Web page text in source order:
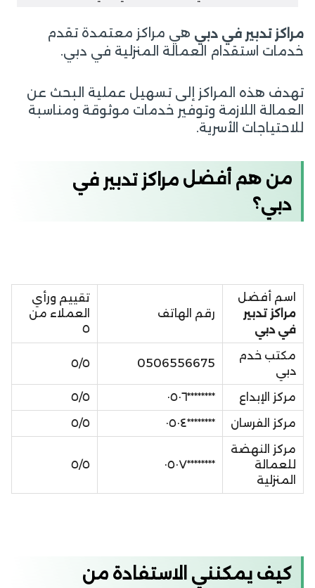
مراكز تدبير في دبي هي مراكز معتمدة تقدم
خدمات استقدام العمالة المنزلية في دبي.
تهدف هذه المراكز إلى تسهيل عملية البحث عن
العمالة اللازمة وتوفير خدمات موثوقة ومناسبة
للاحتياجات الأسرية.
من هم أفضل مراكز تدبير في
دبي؟
اسم أفضل
مراكز تدبير
في دبي
رقم الهاتف
تقييم ورأي
العملاء من
٥
مكتب خدم
دبي
0506556675 ٥/٥
مركز الإبداع ********٠٥٠٦
٥/٥
مركز الفرسان
********٠٥٠٤
٥/٥
مركز النهضة
للعمالة
المنزلية
********٠٥٠٧ ٥/٥
كيف يمكنني الاستفادة من